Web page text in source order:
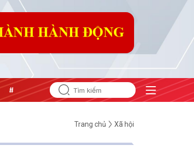
#An ninh năng lượng #Bảo vệ nền tảng tư tưởng
Trang chủ Xã hội